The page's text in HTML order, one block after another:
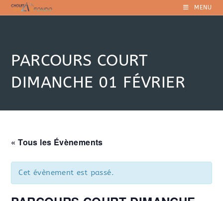
Skip
to
MENU
PARCOURS COURT
DIMANCHE 01 FÉVRIER
« Tous les Évènements
Cet évènement est passé.